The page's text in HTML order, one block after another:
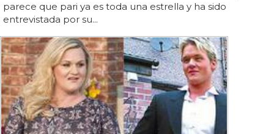
parece que pari ya es toda una estrella y ha sido
entrevistada por su...